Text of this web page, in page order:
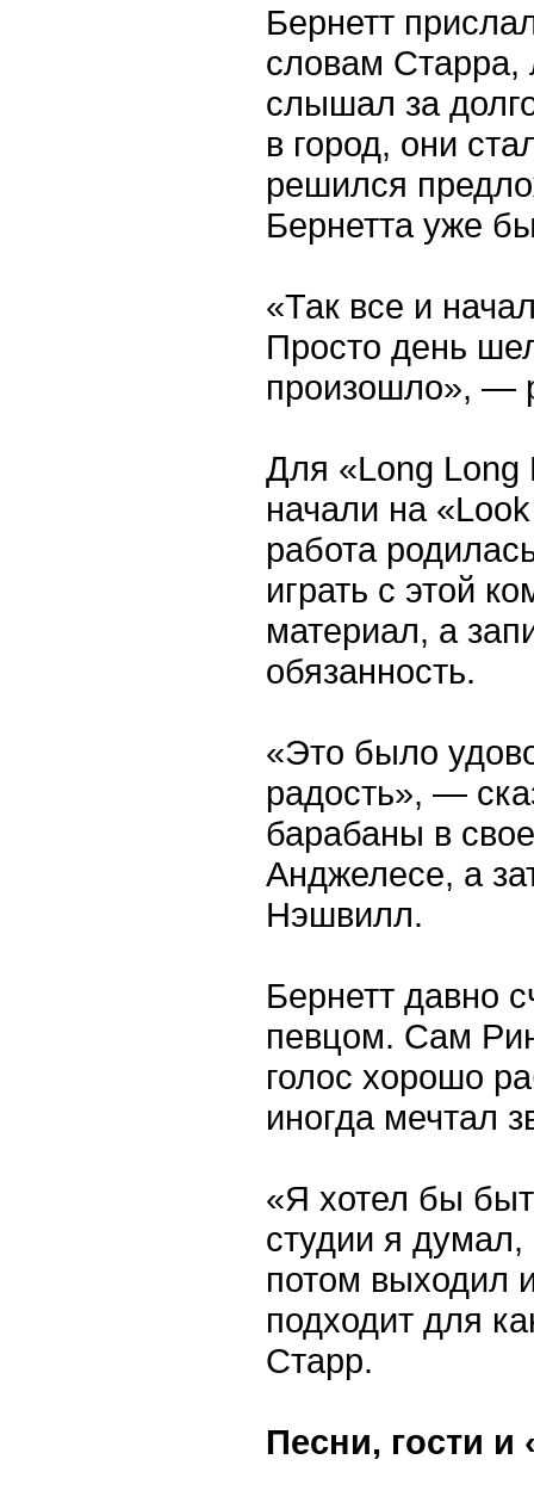
Бернетт
словам Старра,
слышал за
в город, они
решился
Бернетта уже
«Так все и
Просто день
произошло», —
Для «Long Long
начали на
работа
играть с этой
материал, а
обязанность.
«Это было
радость», —
барабаны в
Анджелесе, а
Нэшвилл.
Бернетт давно
певцом. Сам
голос хорошо
иногда мечтал
«Я хотел бы
студии я
потом выходил
подходит для
Старр.
Песни, гости и